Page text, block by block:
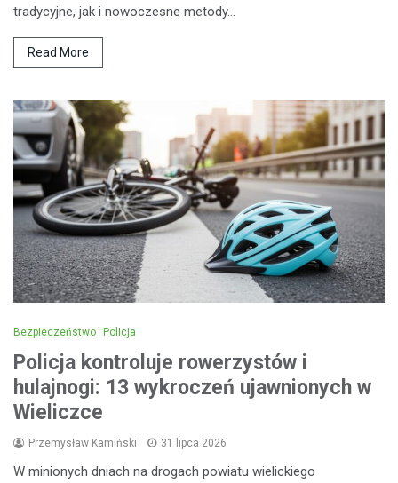
tradycyjne, jak i nowoczesne metody…
Read More
Bezpieczeństwo Policja
Policja kontroluje rowerzystów i
hulajnogi: 13 wykroczeń ujawnionych w
Wieliczce
Przemysław Kamiński 31 lipca 2026
W minionych dniach na drogach powiatu wielickiego